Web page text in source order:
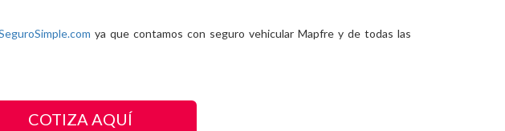
ya que contamos con seguro vehicular Mapfre y de todas las
COTIZA AQUÍ